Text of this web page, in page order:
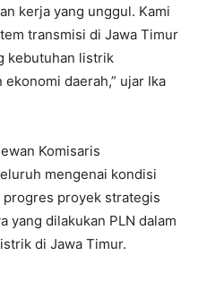
kerja yang unggul. Kami
transmisi di Jawa Timur
kebutuhan listrik
daerah,” ujar Ika
Komisaris
mengenai kondisi
proyek strategis
yang dilakukan PLN dalam
di Jawa Timur.